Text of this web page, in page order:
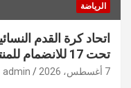
الرياضة
اتحاد كرة القدم
تحت 17 للانضمام للمنتخب
7 أغسطس، 2026 admin